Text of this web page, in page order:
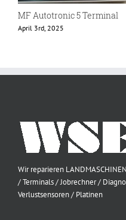
MF Autotronic 5 Terminal
April 3rd, 2025
Wir reparieren
/ Terminals / Jobrechner /
Verlustsensoren / Platinen